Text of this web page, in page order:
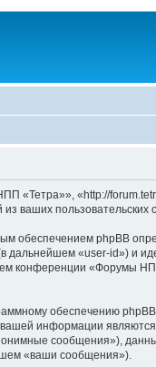
«Тетра»», «http://
ваших
phpBB
дальнейшем «user-id») и
конференции «Форумы
обеспечению phpBB,
информации
сообщения»),
«ваши сообщения»).